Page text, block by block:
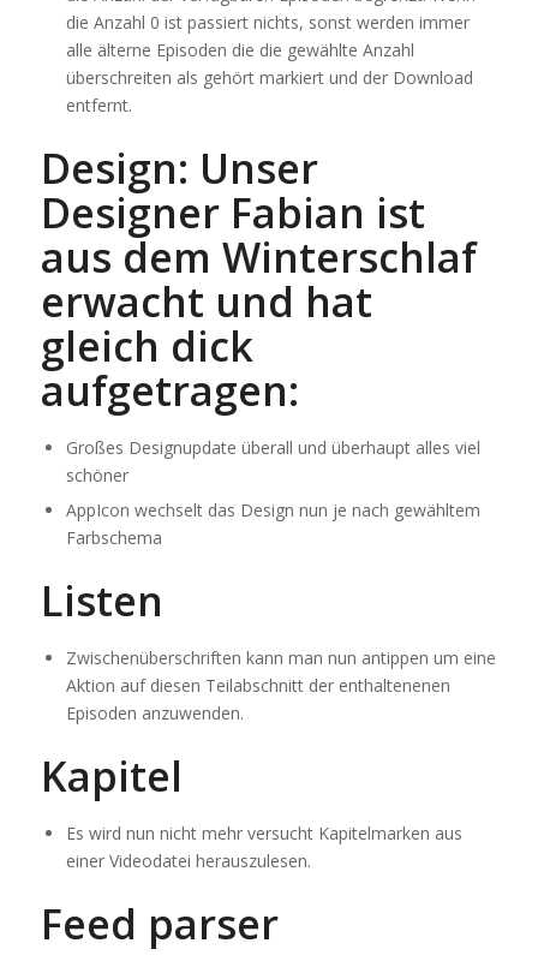
die Anzahl 0 ist passiert nichts, sonst werden immer
alle älterne Episoden die die gewählte Anzahl
überschreiten als gehört markiert und der Download
entfernt.
Design: Unser
Designer Fabian ist
aus dem Winterschlaf
erwacht und hat
gleich dick
aufgetragen:
Großes Designupdate überall und überhaupt alles viel
schöner
AppIcon wechselt das Design nun je nach gewähltem
Farbschema
Listen
Zwischenüberschriften kann man nun antippen um eine
Aktion auf diesen Teilabschnitt der enthaltenenen
Episoden anzuwenden.
Kapitel
Es wird nun nicht mehr versucht Kapitelmarken aus
einer Videodatei herauszulesen.
Feed parser